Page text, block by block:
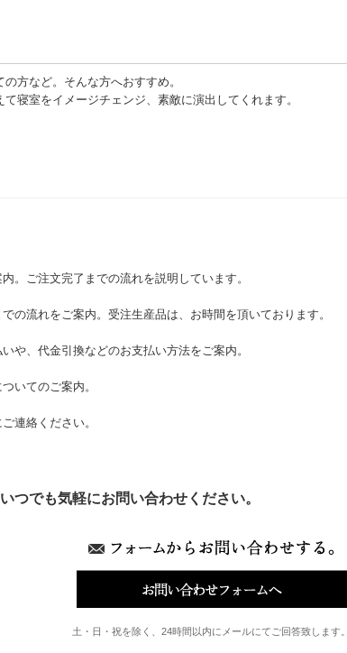
方など。そんな方へおすすめ。
寝室をイメージチェンジ、素敵に演出してくれます。
。ご注文完了までの流れを説明しています。
の流れをご案内。受注生産品は、お時間を頂いております。
や、代金引換などのお支払い方法をご案内。
いてのご案内。
連絡ください。
つでも気軽にお問い合わせください。
土・日・祝を除く、24時間以内にメールにてご回答致します。